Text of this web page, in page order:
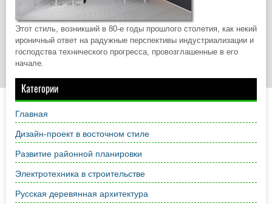
Этот стиль, возникший в 80-е годы прошлого столетия, как некий
ироничный ответ на радужные перспективы индустриализации и
господства технического прогресса, провозглашенные в его
начале.
Категории
Главная
Дизайн-проект в восточном стиле
Развитие районной планировки
Электротехника в строительстве
Русская деревянная архитектура